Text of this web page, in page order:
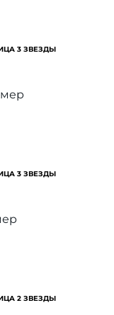
3 ЗВЕЗДЫ
3 ЗВЕЗДЫ
2 ЗВЕЗДЫ